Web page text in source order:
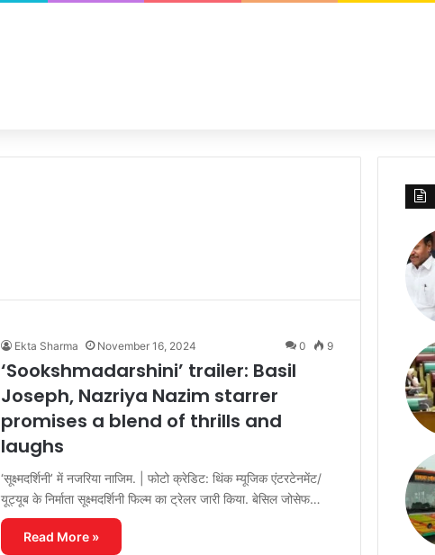
Ekta Sharma November 16, 2024 0 9
‘Sookshmadarshini’ trailer: Basil
Joseph, Nazriya Nazim starrer
promises a blend of thrills and
laughs
‘सूक्ष्मदर्शिनी’ में नजरिया नाजिम. | फोटो क्रेडिट: थिंक म्यूजिक एंटरटेनमेंट/
यूट्यूब के निर्माता सूक्ष्मदर्शिनी फिल्म का ट्रेलर जारी किया. बेसिल जोसेफ…
Read More »